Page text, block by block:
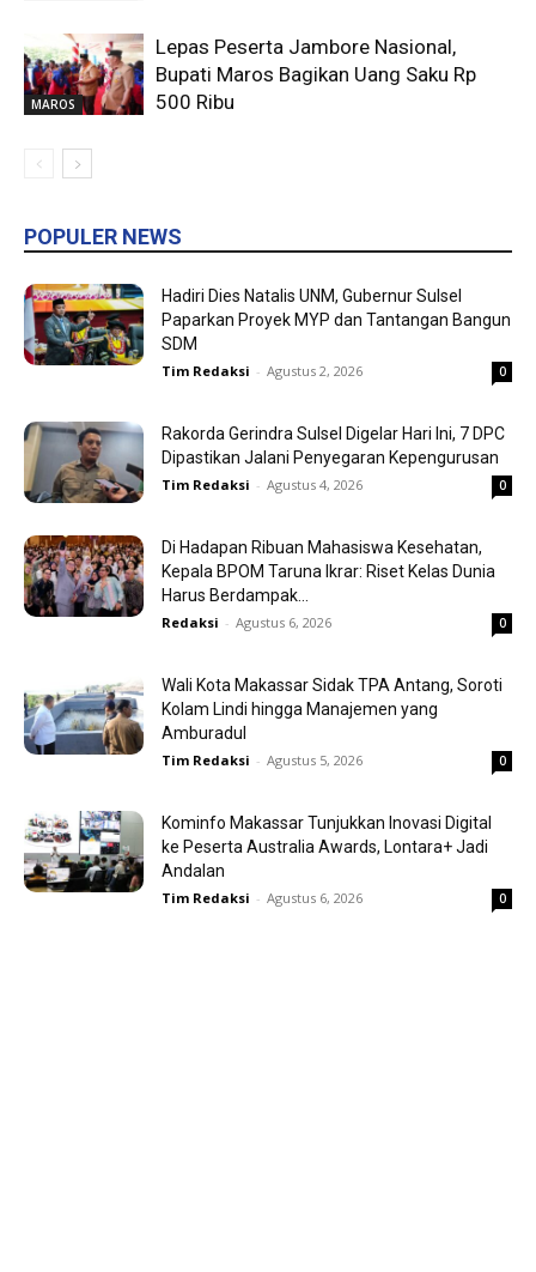
MAROS
Lepas Peserta Jambore Nasional,
Bupati Maros Bagikan Uang Saku Rp
500 Ribu
POPULER NEWS
Hadiri Dies Natalis UNM, Gubernur Sulsel
Paparkan Proyek MYP dan Tantangan Bangun
SDM
Tim Redaksi - Agustus 2, 2026 0
Rakorda Gerindra Sulsel Digelar Hari Ini, 7 DPC
Dipastikan Jalani Penyegaran Kepengurusan
Tim Redaksi - Agustus 4, 2026 0
Di Hadapan Ribuan Mahasiswa Kesehatan,
Kepala BPOM Taruna Ikrar: Riset Kelas Dunia
Harus Berdampak...
Redaksi - Agustus 6, 2026 0
Wali Kota Makassar Sidak TPA Antang, Soroti
Kolam Lindi hingga Manajemen yang
Amburadul
Tim Redaksi - Agustus 5, 2026 0
Kominfo Makassar Tunjukkan Inovasi Digital
ke Peserta Australia Awards, Lontara+ Jadi
Andalan
Tim Redaksi - Agustus 6, 2026 0